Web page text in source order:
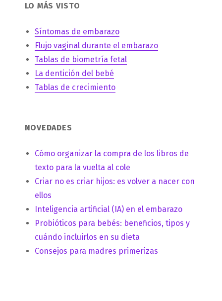
LO MÁS VISTO
Síntomas de embarazo
Flujo vaginal durante el embarazo
Tablas de biometría fetal
La dentición del bebé
Tablas de crecimiento
NOVEDADES
Cómo organizar la compra de los libros de
texto para la vuelta al cole
Criar no es criar hijos: es volver a nacer con
ellos
Inteligencia artificial (IA) en el embarazo
Probióticos para bebés: beneficios, tipos y
cuándo incluirlos en su dieta
Consejos para madres primerizas